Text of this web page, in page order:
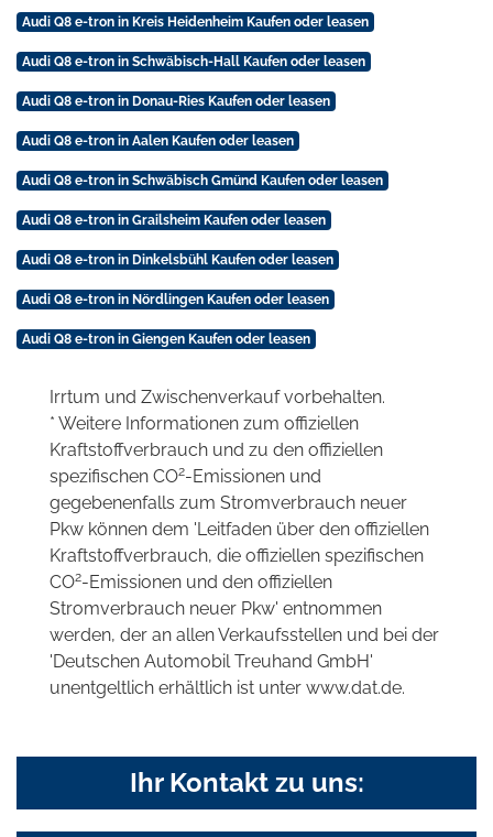
Audi Q8 e-tron in Kreis Heidenheim Kaufen oder leasen
Audi Q8 e-tron in Schwäbisch-Hall Kaufen oder leasen
Audi Q8 e-tron in Donau-Ries Kaufen oder leasen
Audi Q8 e-tron in Aalen Kaufen oder leasen
Audi Q8 e-tron in Schwäbisch Gmünd Kaufen oder leasen
Audi Q8 e-tron in Grailsheim Kaufen oder leasen
Audi Q8 e-tron in Dinkelsbühl Kaufen oder leasen
Audi Q8 e-tron in Nördlingen Kaufen oder leasen
Audi Q8 e-tron in Giengen Kaufen oder leasen
Irrtum und Zwischenverkauf vorbehalten.
* Weitere Informationen zum offiziellen
Kraftstoffverbrauch und zu den offiziellen
spezifischen CO2-Emissionen und
gegebenenfalls zum Stromverbrauch neuer
Pkw können dem 'Leitfaden über den offiziellen
Kraftstoffverbrauch, die offiziellen spezifischen
CO2-Emissionen und den offiziellen
Stromverbrauch neuer Pkw' entnommen
werden, der an allen Verkaufsstellen und bei der
'Deutschen Automobil Treuhand GmbH'
unentgeltlich erhältlich ist unter www.dat.de.
Ihr Kontakt zu uns: